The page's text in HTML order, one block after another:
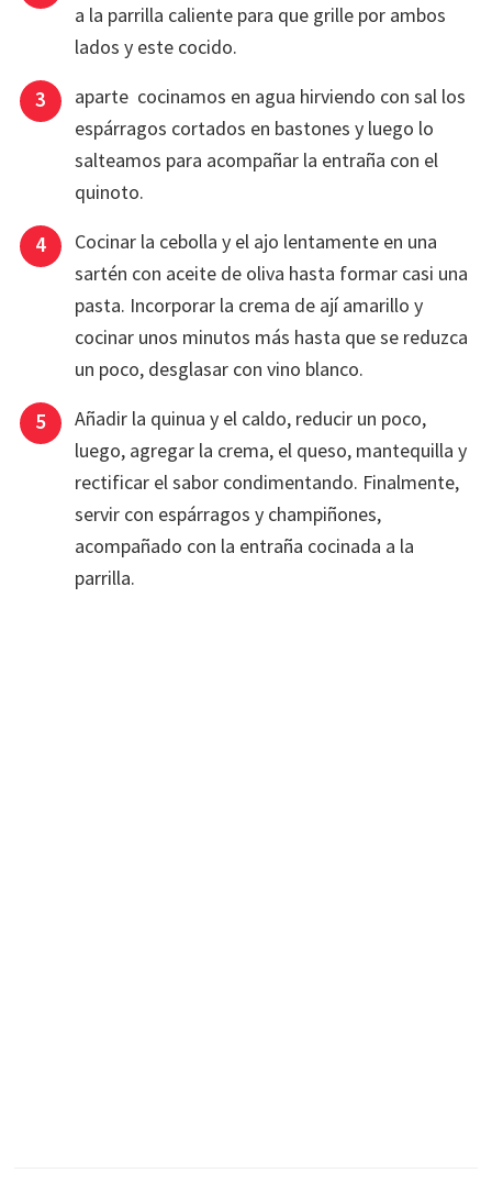
a la parrilla caliente para que grille por ambos
lados y este cocido.
aparte cocinamos en agua hirviendo con sal los
espárragos cortados en bastones y luego lo
salteamos para acompañar la entraña con el
quinoto.
Cocinar la cebolla y el ajo lentamente en una
sartén con aceite de oliva hasta formar casi una
pasta. Incorporar la crema de ají amarillo y
cocinar unos minutos más hasta que se reduzca
un poco, desglasar con vino blanco.
Añadir la quinua y el caldo, reducir un poco,
luego, agregar la crema, el queso, mantequilla y
rectificar el sabor condimentando. Finalmente,
servir con espárragos y champiñones,
acompañado con la entraña cocinada a la
parrilla.